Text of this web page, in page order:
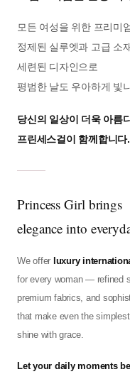
모든 여성을 위한 프리미
정제된 실루엣과 고급 소
세련된 디자인으로
평범한 날도 우아하게 빛
당신의 일상이 더욱 아름
프린세스걸이 함께합니다.
Princess Girl brings
elegance into
We offer luxury
for every woman — refined
premium fabrics, and
that make even the
shine with grace.
Let your daily moments